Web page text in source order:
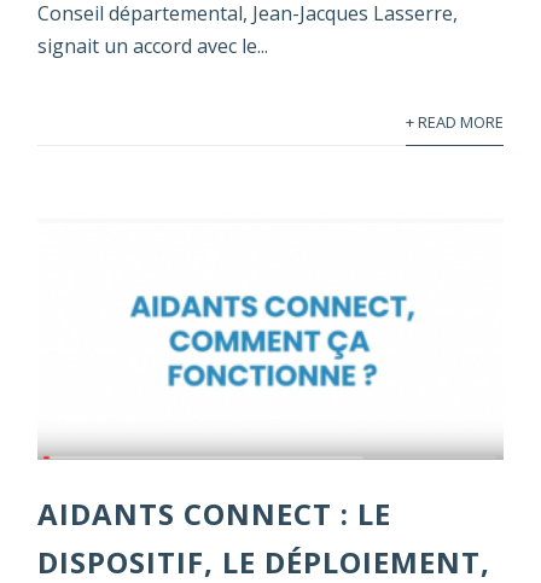
Conseil départemental, Jean-Jacques Lasserre,
signait un accord avec le...
+ READ MORE
AIDANTS CONNECT : LE
DISPOSITIF, LE DÉPLOIEMENT,